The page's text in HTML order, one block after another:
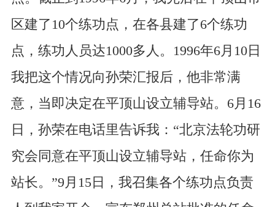
区建了10个练功点，在各县建了6个练功
点，练功人员达1000多人。1996年6月10日
我把这个情况向孙荣汇报后，他非常满
意，当即决定在平顶山设立辅导站。6月16
日，孙荣在电话里告诉我：“北京法轮功研
究会同意在平顶山设立辅导站，任命你为
站长。”9月15日，我召集各个练功点负责